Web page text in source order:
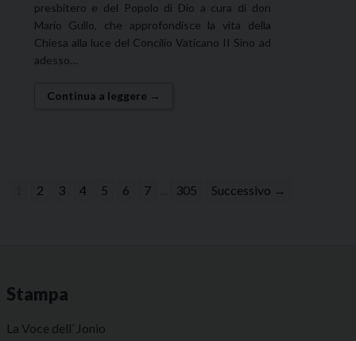
presbitero e del Popolo di Dio a cura di don
Mario Gullo, che approfondisce la vita della
Chiesa alla luce del Concilio Vaticano II Sino ad
adesso…
Continua a leggere →
2 3 4 5 6 7 305 Successivo →
Stampa
La Voce dell’ Jonio